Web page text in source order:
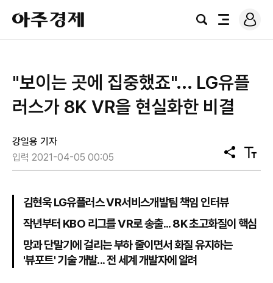
아
주
경
검
전
로
그
"보이는 곳에 집중했죠"... LG유플
러스가 8K VR을 현실화한 비결
강일용 기자
입력 2021-04-05 00:05
공
유
텍
스
김현욱 LG유플러스 VR서비스개발팀 책임 인터뷰
작년부터 KBO 리그를 VR로 송출... 8K 초고화질이 핵심
망과 단말기에 걸리는 부하 줄이면서 화질 유지하는
'뷰포트' 기술 개발... 전 세계 개발자에 알려